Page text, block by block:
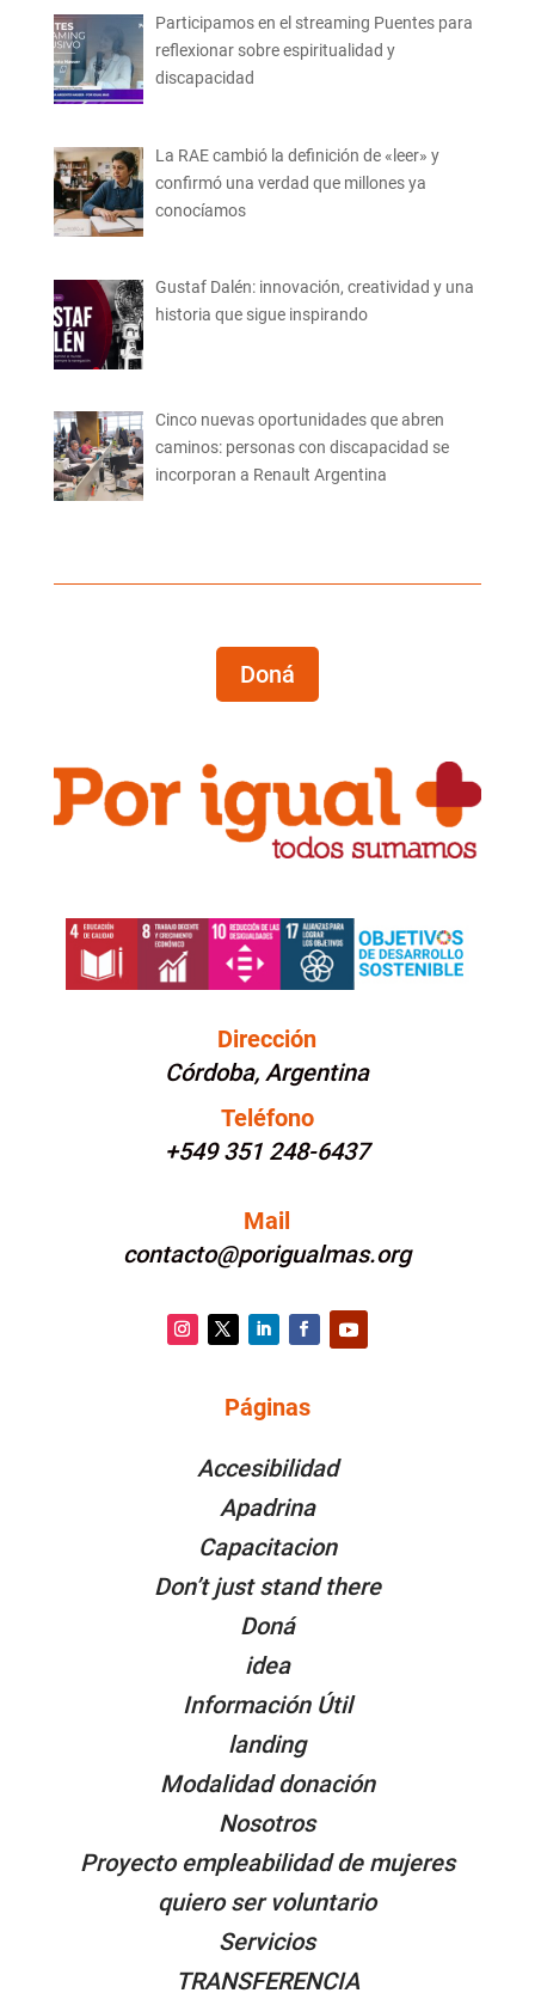
Participamos en el streaming Puentes para
reflexionar sobre espiritualidad y
discapacidad
La RAE cambió la definición de «leer» y
confirmó una verdad que millones ya
conocíamos
Gustaf Dalén: innovación, creatividad y una
historia que sigue inspirando
Cinco nuevas oportunidades que abren
caminos: personas con discapacidad se
incorporan a Renault Argentina
Doná
Dirección
Córdoba, Argentina
Teléfono
+549 351 248-6437
Mail
contacto@porigualmas.org
Facebook
Páginas
Accesibilidad
Apadrina
Capacitacion
Don’t just stand there
Doná
idea
Información Útil
landing
Modalidad donación
Nosotros
Proyecto empleabilidad de mujeres
quiero ser voluntario
Servicios
TRANSFERENCIA